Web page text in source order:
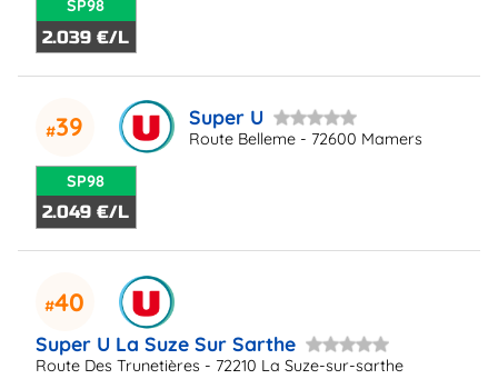
SP98
2.039 €/L
39 Super U
Route Belleme - 72600 Mamers
SP98
2.049 €/L
40
Super U La Suze Sur Sarthe
Route Des Trunetières - 72210 La Suze-sur-sarthe